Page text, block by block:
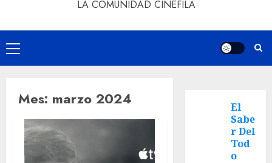
LA COMUNIDAD CINÉFILA
Mes: marzo 2024
El
Sabe
r Del
Tod
o